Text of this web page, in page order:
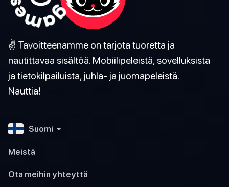
✌️ Tavoitteenamme on tarjota tuoretta ja
nautittavaa sisältöä. Mobiilipeleistä, sovelluksista
ja tietokilpailuista, juhla- ja juomapeleistä.
Nauttia!
Suomi
Meistä
Ota meihin yhteyttä